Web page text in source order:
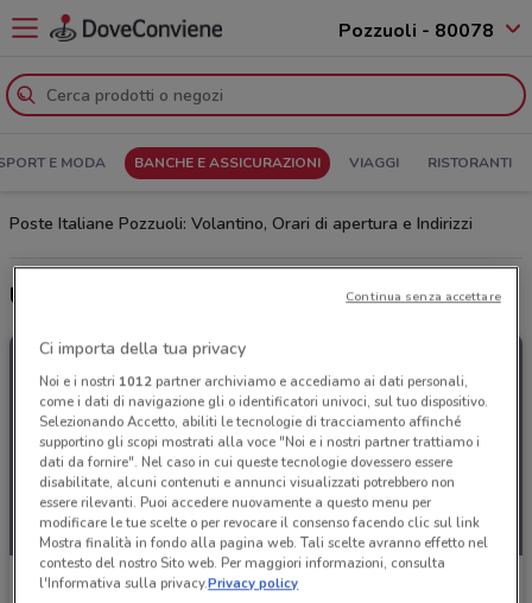
Pozzuoli - 80078
E MODA BANCHE E ASSICURAZIONI VIAGGI RISTORANTI
Poste Italiane Pozzuoli: Volantino, Orari di apertura e Indirizzi
Ultime offerte del volantino Poste Italiane
Poste Italiane
Ci importa della tua privacy
Noi e i nostri 1012partner archiviamo e accediamo ai dati personali,
come i dati di navigazione gli o identificatori univoci, sul tuo dispositivo.
Selezionando Accetto, abiliti le tecnologie di tracciamento affinché
supportino gli scopi mostrati alla voce "Noi e i nostri partner trattiamo i
dati da fornire". Nel caso in cui queste tecnologie dovessero essere
disabilitate, alcuni contenuti e annunci visualizzati potrebbero non
essere rilevanti. Puoi accedere nuovamente a questo menu per
modificare le tue scelte o per revocare il consenso facendo clic sul link
Mostra finalità in fondo alla pagina web. Tali scelte avranno effetto nel
contesto del nostro Sito web. Per maggiori informazioni, consulta
l'Informativa sulla privacy.Privacy policy
Continua senza accettare